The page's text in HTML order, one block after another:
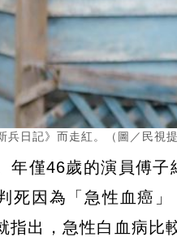
兵日記》而走紅。（圖／民視提
年僅46歲的演員傅
死因為「急性血癌
指出，急性白血病比